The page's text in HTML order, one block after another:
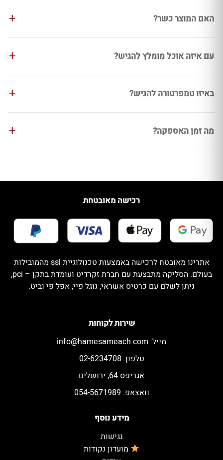
האם המוצר כשר?
עם איזה אוכל מומלץ להגיש?
באיזו טמפרטורה להגיש?
מה זמן האספקה?
מידע נוסף
נגישות
מועדון נקודות
שירות לקוחות
מייל: info@hamesameach.com
טלפון: 02-6234708
אגריפס 64, ירושלים
וואצאפ: 054-5671989
רכישה מאובטחת
אתרינו מאובטח לרכישה באמצעות טכנולוגיית ssl מהמובילות
בעולם. הסליקה מתבצעת עם חברת זקרדיט ועומדת בתקן – pci,
ניתן לשלם עם כרטיס אשראי, גוגל פיי, אפל פי וביט.